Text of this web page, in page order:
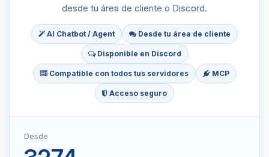
desde tu área de cliente o Discord.
AI Chatbot / Agent Desde tu área de cliente
Disponible en Discord
Compatible con todos tus servidores MCP
Acceso seguro
Desde